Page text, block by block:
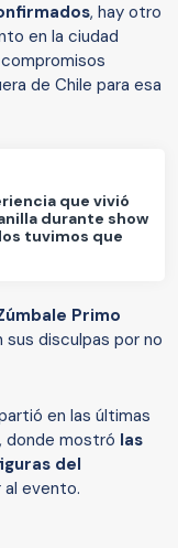
, hay otro
en la ciudad
de Chile para esa
que vivió
durante show
tuvimos que
Primo
sus disculpas por no
en las últimas
donde mostró las
del
al evento.